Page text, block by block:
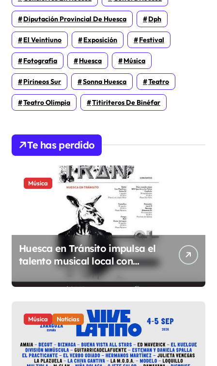
Diputación Provincial De Huesca Dph
El Veintiuno Exposición Festival
Fotografía Huesca Música
Pirineos Sur Sonna Huesca Teatro
Teatro Olimpia Titiriteros De Binéfar
Te has perdido
Música
Huesca en Tránsito impulsa el
talento musical local con
conciertos durante todo 2026
Música Noticias